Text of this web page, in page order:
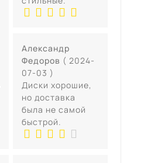
Александр
Федоров ( 2024-
07-03 )
Диски хорошие,
но доставка
была не самой
быстрой.